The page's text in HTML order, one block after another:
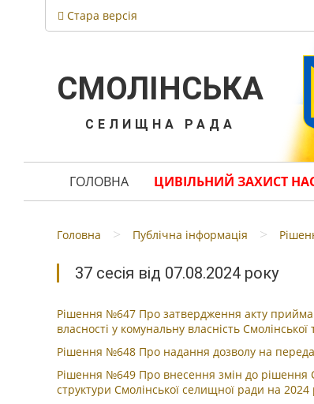
Стара версія
СМОЛІНСЬКА
СЕЛИЩНА РАДА
ГОЛОВНА ЦИВІЛЬНИЙ ЗАХИСТ
Головна > Публічна інформація >
37 сесія від 07.08.2024 року
Рішення №647 Про затвердження акту
власності у комунальну власність
Рішення №648 Про надання дозволу на
Рішення №649 Про внесення змін до рішення
структури Смолінської селищної ради на 2024